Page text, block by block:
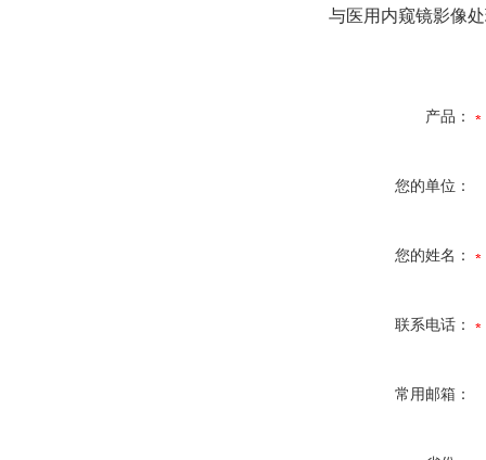
与医用内窥镜影像
产品：
您的单位：
您的姓名：
联系电话：
常用邮箱：